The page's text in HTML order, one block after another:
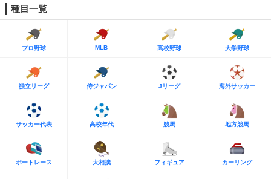
種目一覧
プロ野球 MLB 高校野球 大学野球
独立リーグ 侍ジャパン Jリーグ 海外サッカー
サッカー代表 高校年代 競馬 地方競馬
ボートレース 大相撲 フィギュア カーリング